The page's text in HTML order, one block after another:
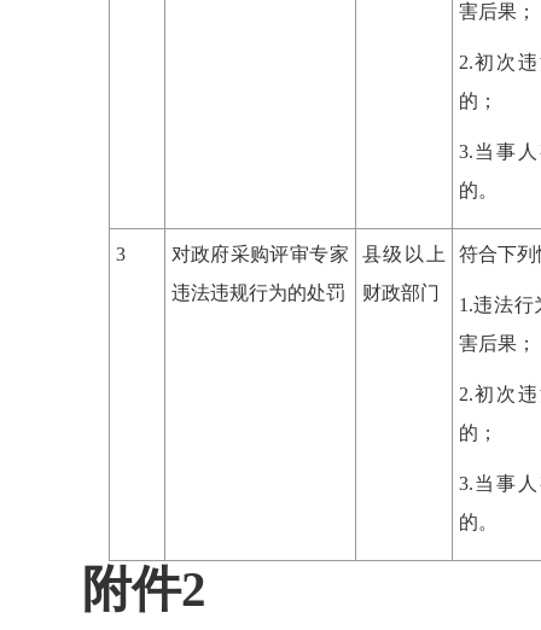
害后果；
2.初次
的；
3.当事
的。
3
对政府采购评审专家
违法违规行为的处罚
县级以上
财政部门
符合下列
1.违法
害后果；
2.初次
的；
3.当事
的。
附件2